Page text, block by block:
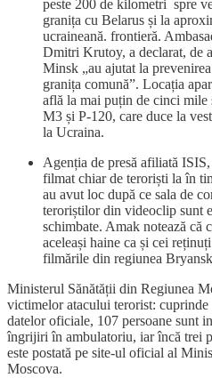
peste 200 de kilometri spre
granița cu Belarus și la
ucraineană. frontieră.
Dmitri Krutoy, a declarat, de
Minsk „au ajutat la
granița comună”. Locația
află la mai puțin de cinci mile
M3 și P-120, care duce la
la Ucraina.
Agenția de presă afiliată ISIS,
filmat chiar de teroriști la în
au avut loc după ce sala de
teroriștilor din videoclip sunt
schimbate. Amak notează că
aceleași haine ca și cei
filmările din regiunea
Ministerul Sănătății din Regiunea
victimelor atacului terorist:
datelor oficiale, 107 persoane sunt
îngrijiri în ambulatoriu, iar încă trei
este postată pe site-ul oficial al
Moscova.